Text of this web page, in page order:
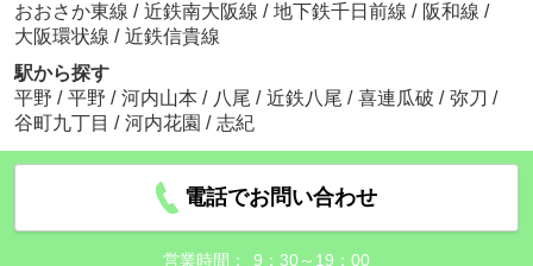
おおさか東線 / 近鉄南大阪線 / 地下鉄千日前線 / 阪和線 /
大阪環状線 / 近鉄信貴線
駅から探す
平野 / 平野 / 河内山本 / 八尾 / 近鉄八尾 / 喜連瓜破 / 弥刀 /
谷町九丁目 / 河内花園 / 志紀
電話でお問い合わせ
営業時間： 9：30～19：00